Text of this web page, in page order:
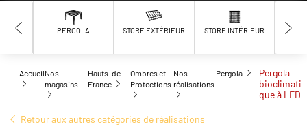
PERGOLA STORE EXTÉRIEUR STORE INTÉRIEUR
AccueilNos
magasins
Hauts-de-
France
Ombres et
Protections
Nos
réalisations
Pergola
Pergola
bioclimati
que à LED
Retour aux autres catégories de réalisations